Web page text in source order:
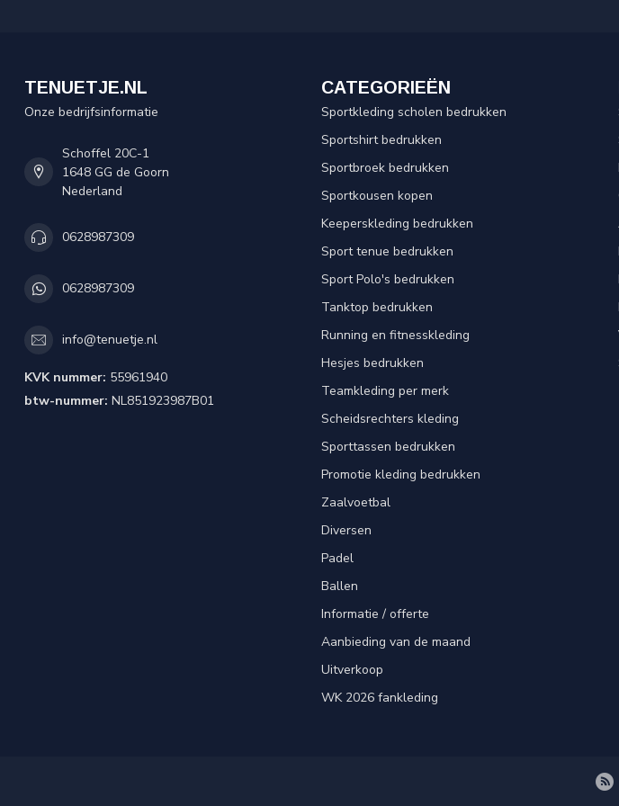
TENUETJE.NL
Onze bedrijfsinformatie
Schoffel 20C-1
1648 GG de Goorn
Nederland
0628987309
0628987309
info@tenuetje.nl
KVK nummer: 55961940
btw-nummer: NL851923987B01
CATEGORIEËN
Sportkleding scholen bedrukken
Sportshirt bedrukken
Sportbroek bedrukken
Sportkousen kopen
Keeperskleding bedrukken
Sport tenue bedrukken
Sport Polo's bedrukken
Tanktop bedrukken
Running en fitnesskleding
Hesjes bedrukken
Teamkleding per merk
Scheidsrechters kleding
Sporttassen bedrukken
Promotie kleding bedrukken
Zaalvoetbal
Diversen
Padel
Ballen
Informatie / offerte
Aanbieding van de maand
Uitverkoop
WK 2026 fankleding